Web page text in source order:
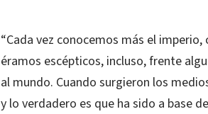
“Cada vez conocemos más el
éramos escépticos, incluso, frente
al mundo. Cuando surgieron los
y lo verdadero es que ha sido a base